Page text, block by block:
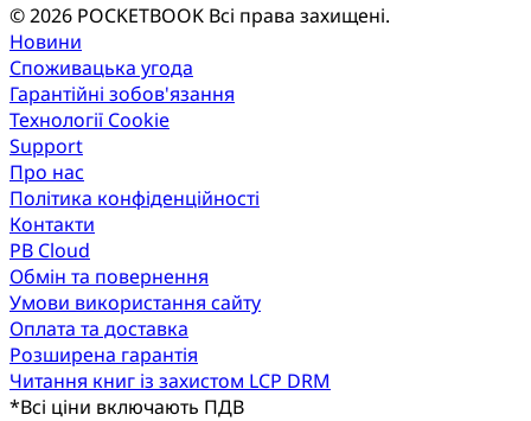
© 2026 POCKETBOOK Всі права захищені.
Новини
Споживацька угода
Гарантійні зобов'язання
Технології Cookie
Support
Про нас
Політика конфіденційності
Контакти
PB Cloud
Обмін та повернення
Умови використання сайту
Оплата та доставка
Розширена гарантія
Читання книг із захистом LCP DRM
*Всі ціни включають ПДВ